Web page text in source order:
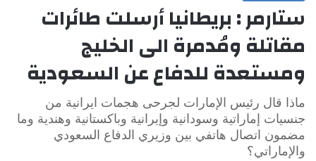
ستارمر : بريطانيا أرسلت طائرات
مقاتلة ومُدمرة الى الخليج
ومستعدة للدفاع عن السعودية
ماذا قال رئيس الإمارات لجرحى هجمات ايرانية من
جنسيات إماراتية وسودانية وإيرانية وباكستانية وهندية وما
مضمون اتصال هاتفي بين وزيري الدفاع السعودي
والإماراتي؟